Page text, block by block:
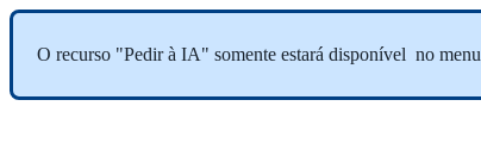
O recurso "Pedir à IA" somente estará disponível no menu